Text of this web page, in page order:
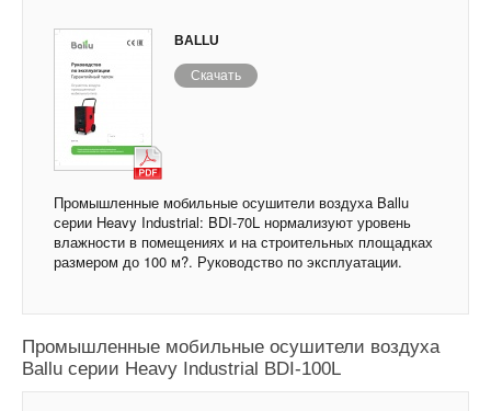
BALLU
Скачать
Промышленные мобильные осушители воздуха Ballu
серии Heavy Industrial: BDI-70L нормализуют уровень
влажности в помещениях и на строительных площадках
размером до 100 м?. Руководство по эксплуатации.
Промышленные мобильные осушители воздуха
Ballu серии Heavy Industrial BDI-100L